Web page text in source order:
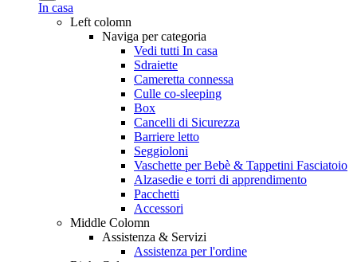
In casa
Left colomn
Naviga per categoria
Vedi tutti In casa
Sdraiette
Cameretta connessa
Culle co-sleeping
Box
Cancelli di Sicurezza
Barriere letto
Seggioloni
Vaschette per Bebè & Tappetini Fasciatoio
Alzasedie e torri di apprendimento
Pacchetti
Accessori
Middle Colomn
Assistenza & Servizi
Assistenza per l'ordine